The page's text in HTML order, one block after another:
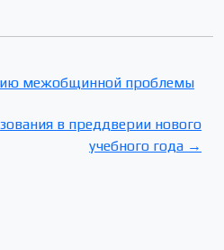
межобщинной проблемы
в преддверии нового
учебного года →